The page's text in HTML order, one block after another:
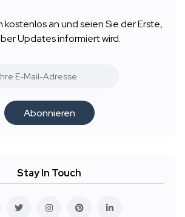
kostenlos an und seien Sie der Erste,
Updates informiert wird.
Abonnieren
Stay In Touch